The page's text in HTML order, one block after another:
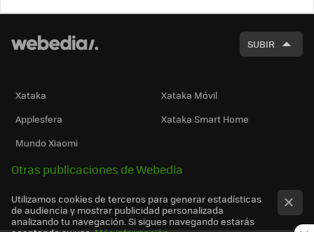
SUBIR
Xataka
Xataka Móvil
Applesfera
Xataka Smart Home
Mundo Xiaomi
Otras publicaciones de Webedia
Utilizamos cookies de terceros para generar estadísticas
de audiencia y mostrar publicidad personalizada
analizando tu navegación. Si sigues navegando estarás